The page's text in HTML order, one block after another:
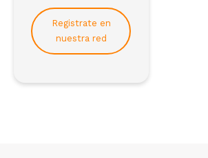
Registrate en
nuestra red